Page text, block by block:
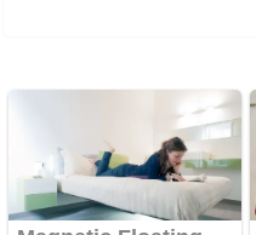
b
o
k
s
A
p
p
e
st